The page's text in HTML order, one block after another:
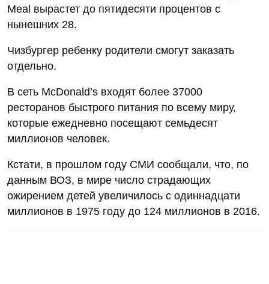
Meal вырастет до пятидесяти процентов с
нынешних 28.
Чизбургер ребенку родители смогут заказать
отдельно.
В сеть McDonald’s входят более 37000
ресторанов быстрого питания по всему миру,
которые ежедневно посещают семьдесят
миллионов человек.
Кстати, в прошлом году СМИ сообщали, что, по
данным ВОЗ, в мире число страдающих
ожирением детей увеличилось с одиннадцати
миллионов в 1975 году до 124 миллионов в 2016.